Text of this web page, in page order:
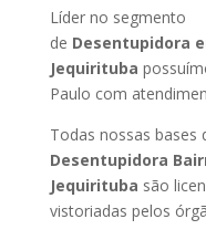
Líder no segmento
de Desentupidora
Jequirituba
Paulo com
Todas nossas bases
Desentupidora
Jequirituba são
vistoriadas pelos